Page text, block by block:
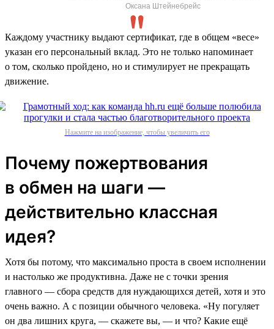
Оксана Штейнебрейс
Каждому участнику выдают сертификат, где в общем «весе»
указан его персональный вклад. Это не только напоминает
о том, сколько пройдено, но и стимулирует не прекращать
движение.
Нажмите на изображение, чтобы увеличить его
Почему пожертвования
в обмен на шаги —
действительно классная
идея?
Хотя бы потому, что максимально проста в своем исполнении
и настолько же продуктивна. Даже не с точки зрения
главного — сбора средств для нуждающихся детей, хотя и это
очень важно. А с позиции обычного человека. «Ну погуляет
он два лишних круга, — скажете вы, — и что? Какие ещё